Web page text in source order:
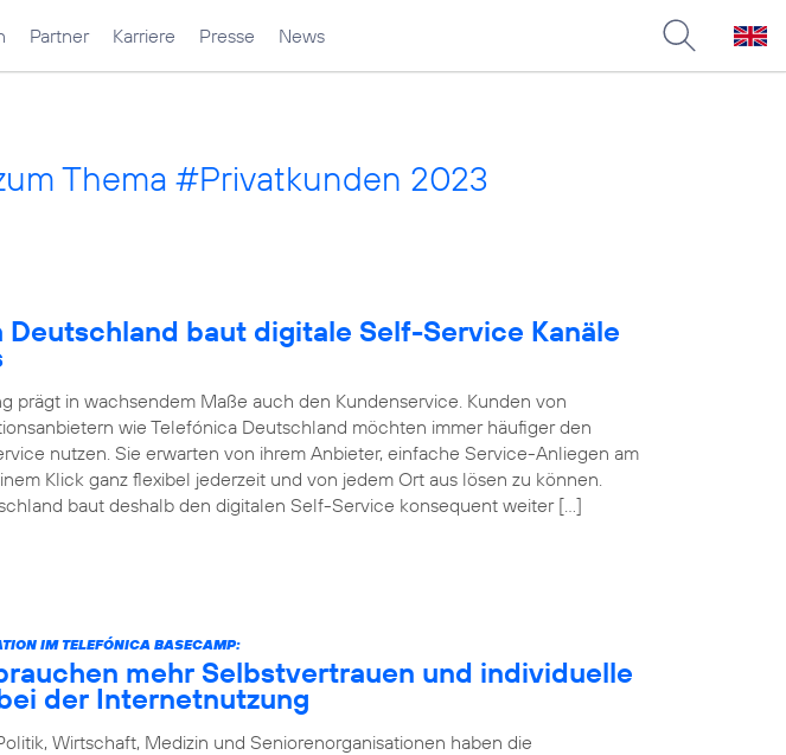
Partner Karriere Presse News
Thema #Privatkunden 2023
Deutschland baut digitale Self-Service Kanäle
prägt in wachsendem Maße auch den Kundenservice. Kunden von
wie Telefónica Deutschland möchten immer häufiger den
nutzen. Sie erwarten von ihrem Anbieter, einfache Service-Anliegen am
Klick ganz flexibel jederzeit und von jedem Ort aus lösen zu können.
baut deshalb den digitalen Self-Service konsequent weiter […]
IM TELEFÓNICA BASECAMP:
mehr Selbstvertrauen und individuelle
der Internetnutzung
Wirtschaft, Medizin und Seniorenorganisationen haben die